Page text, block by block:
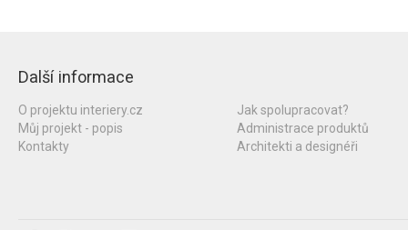
Další informace
O projektu interiery.cz
Můj projekt - popis
Kontakty
Jak spolupracovat?
Administrace produktů
Architekti a designéři